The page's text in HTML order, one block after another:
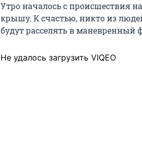
Утро началось с происшествия
крышу. К счастью, никто из
будут расселять в маневренный
Не удалось загрузить VIQEO